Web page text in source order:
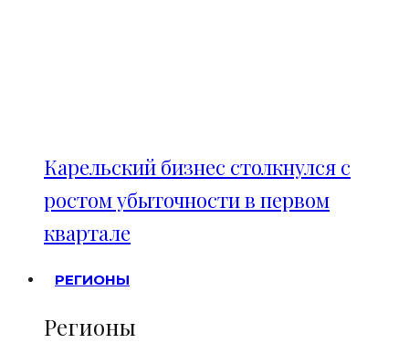
Карельский бизнес столкнулся с
ростом убыточности в первом
квартале
РЕГИОНЫ
Регионы